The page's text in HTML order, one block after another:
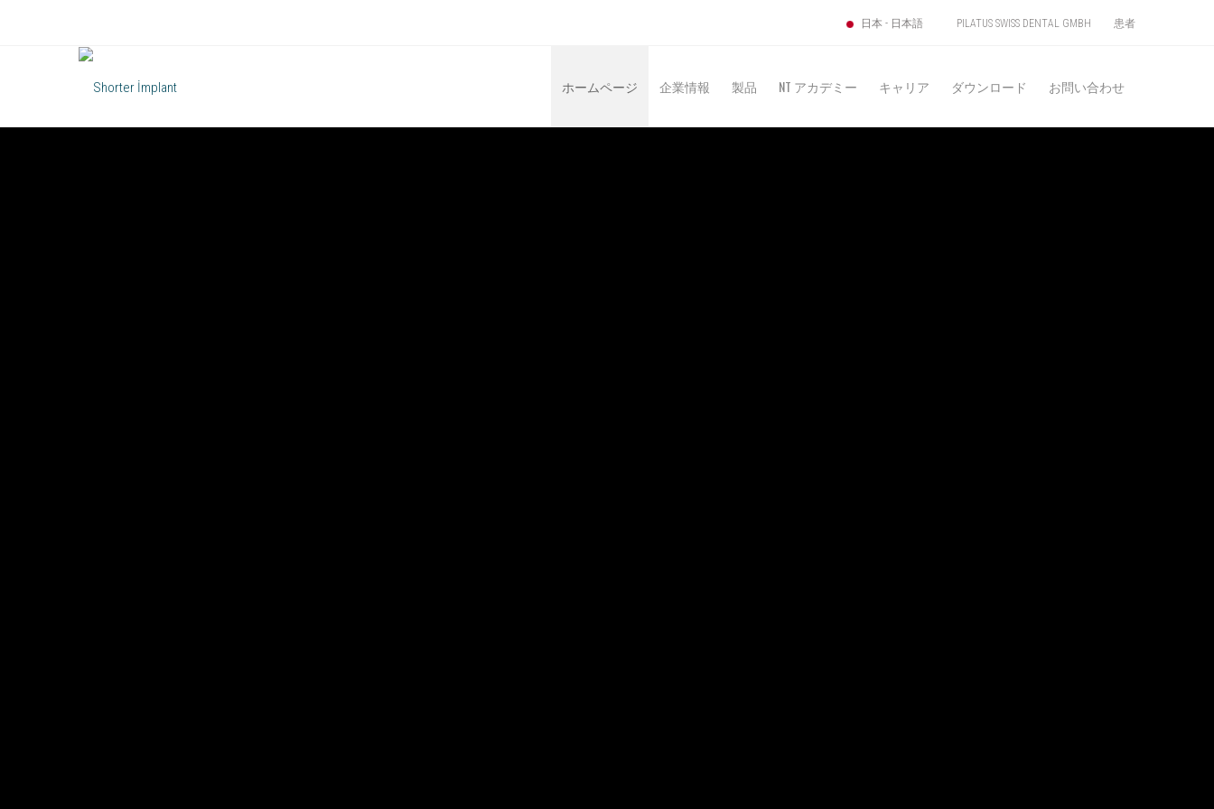
患者
PILATUS SWISS DENTAL GMBH
日本 - 日本語
ホームページ 企業情報 製品 NT アカデミー キャリア ダウンロード お問い合わせ